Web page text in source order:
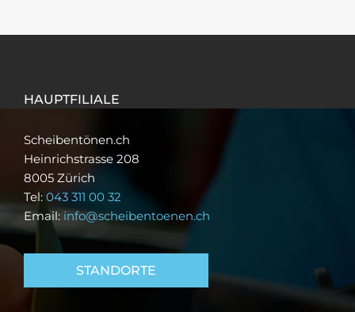
HAUPTFILIALE
Scheibentönen.ch
Heinrichstrasse 208
8005 Zürich
Tel: 043 311 00 32
Email: info@scheibentoenen.ch
STANDORTE